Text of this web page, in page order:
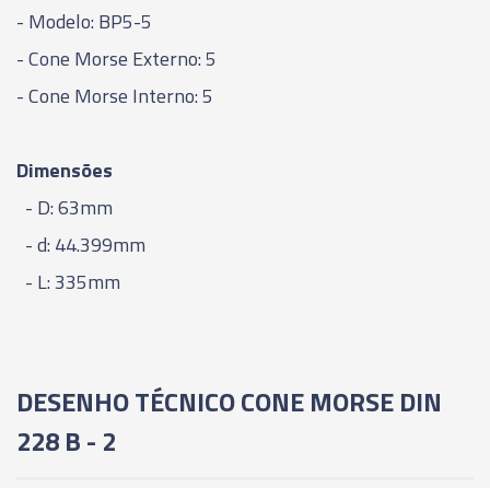
06598 - BUCHA PROLONGADORA - DIN 2187 -
BP5-4
- Modelo: BP5-5
- Cone Morse Externo: 5
- Cone Morse Interno: 5
Dimensões
- D: 63mm
- d: 44.399mm
- L: 335mm
DESENHO TÉCNICO CONE MORSE DIN
228 B - 2